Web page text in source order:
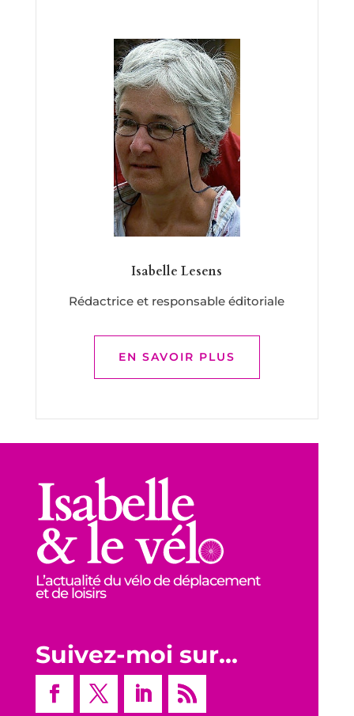
Isabelle Lesens
Rédactrice et responsable éditoriale
EN SAVOIR PLUS
L’actualité du vélo de déplacement
et de loisirs
Suivez-moi sur…